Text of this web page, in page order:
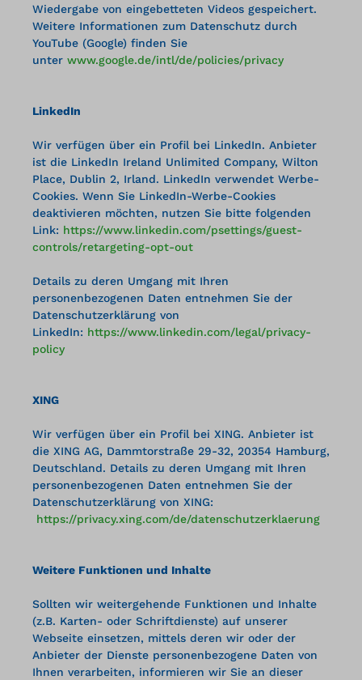
Wiedergabe von eingebetteten Videos gespeichert.
Weitere Informationen zum Datenschutz durch
YouTube (Google) finden Sie
unter www.google.de/intl/de/policies/privacy
LinkedIn
Wir verfügen über ein Profil bei LinkedIn. Anbieter
ist die LinkedIn Ireland Unlimited Company, Wilton
Place, Dublin 2, Irland. LinkedIn verwendet Werbe-
Cookies. Wenn Sie LinkedIn-Werbe-Cookies
deaktivieren möchten, nutzen Sie bitte folgenden
Link: https://www.linkedin.com/psettings/guest-
controls/retargeting-opt-out
Details zu deren Umgang mit Ihren
personenbezogenen Daten entnehmen Sie der
Datenschutzerklärung von
LinkedIn: https://www.linkedin.com/legal/privacy-
policy
XING
Wir verfügen über ein Profil bei XING. Anbieter ist
die XING AG, Dammtorstraße 29-32, 20354 Hamburg,
Deutschland. Details zu deren Umgang mit Ihren
personenbezogenen Daten entnehmen Sie der
Datenschutzerklärung von XING:
https://privacy.xing.com/de/datenschutzerklaerung
Weitere Funktionen und Inhalte
Sollten wir weitergehende Funktionen und Inhalte
(z.B. Karten- oder Schriftdienste) auf unserer
Webseite einsetzen, mittels deren wir oder der
Anbieter der Dienste personenbezogene Daten von
Ihnen verarbeiten, informieren wir Sie an dieser